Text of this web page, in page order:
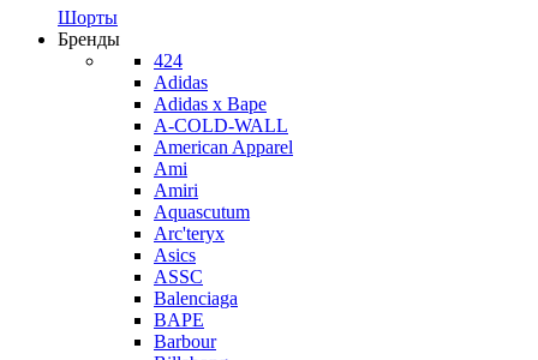
Шорты
Бренды
424
Adidas
Adidas x Bape
A-COLD-WALL
American Apparel
Ami
Amiri
Aquascutum
Arc'teryx
Asics
ASSC
Balenciaga
BAPE
Barbour